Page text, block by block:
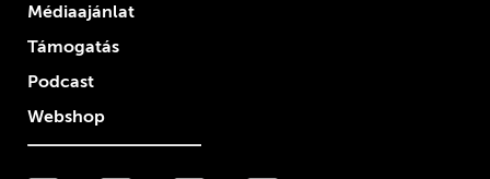
Médiaajánlat
Támogatás
Podcast
Webshop